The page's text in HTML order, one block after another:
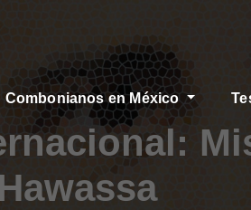
Combonianos en México